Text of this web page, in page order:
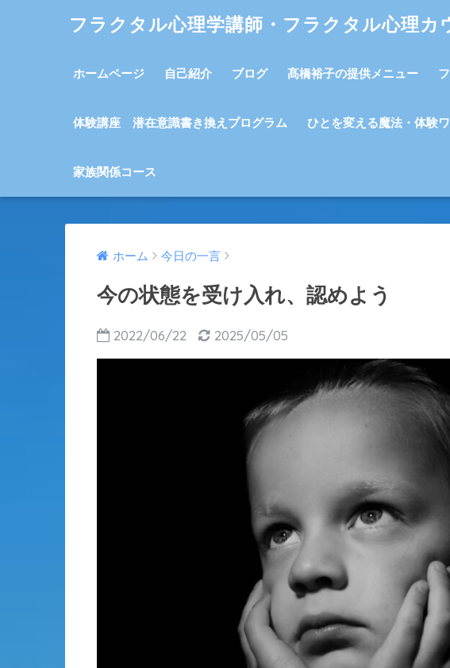
フラクタル心理学講師・フラクタル心理
ホームページ 自己紹介 ブログ 髙橋裕子の提供メニュー
体験講座 潜在意識書き換えプログラム ひとを変える魔法・体験
家族関係コース
ホーム 今日の一言
今の状態を受け入れ、認めよう
2022/06/22 2025/05/05